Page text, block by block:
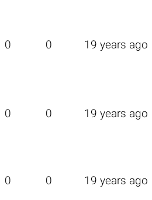
0 0 19 years ago
0 0 19 years ago
0 0 19 years ago